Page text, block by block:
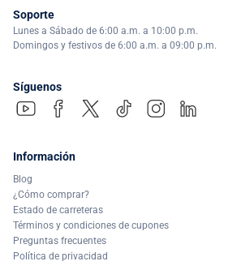
Soporte
Lunes a Sábado de 6:00 a.m. a 10:00 p.m.
Domingos y festivos de 6:00 a.m. a 09:00 p.m.
Síguenos
Información
Blog
¿Cómo comprar?
Estado de carreteras
Términos y condiciones de cupones
Preguntas frecuentes
Política de privacidad